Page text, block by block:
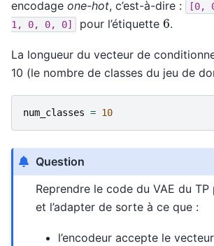
encodage one-hot, c’est-à-dire : [0,
1,
0, 0, 0] pour l’étiquette 6.
La longueur du vecteur de
10 (le nombre de classes du jeu de
num_classes = 10
Question
Reprendre le code du VAE du TP
et l’adapter de sorte à ce que :
l’encodeur accepte le